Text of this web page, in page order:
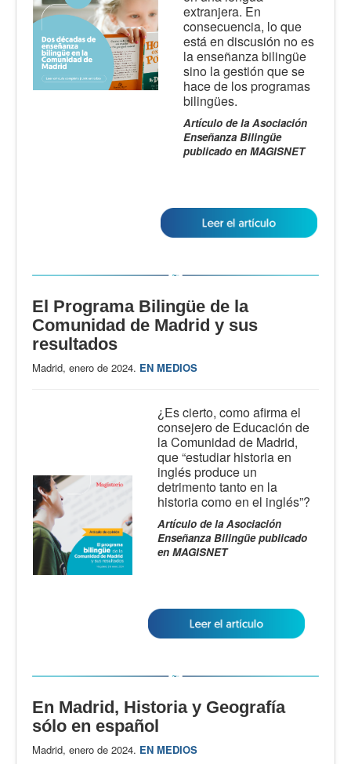
extranjera. En
consecuencia, lo que
está en discusión no es
la enseñanza bilingüe
sino la gestión que se
hace de los programas
bilingües.
Artículo de la Asociación
Enseñanza Bilingüe
publicado en MAGISNET
El Programa Bilingüe de la
Comunidad de Madrid y sus
resultados
Madrid, enero de 2024. EN MEDIOS
¿Es cierto, como afirma el
consejero de Educación de
la Comunidad de Madrid,
que “estudiar historia en
inglés produce un
detrimento tanto en la
historia como en el inglés”?
Artículo de la Asociación
Enseñanza Bilingüe publicado
en MAGISNET
En Madrid, Historia y Geografía
sólo en español
Madrid, enero de 2024. EN MEDIOS